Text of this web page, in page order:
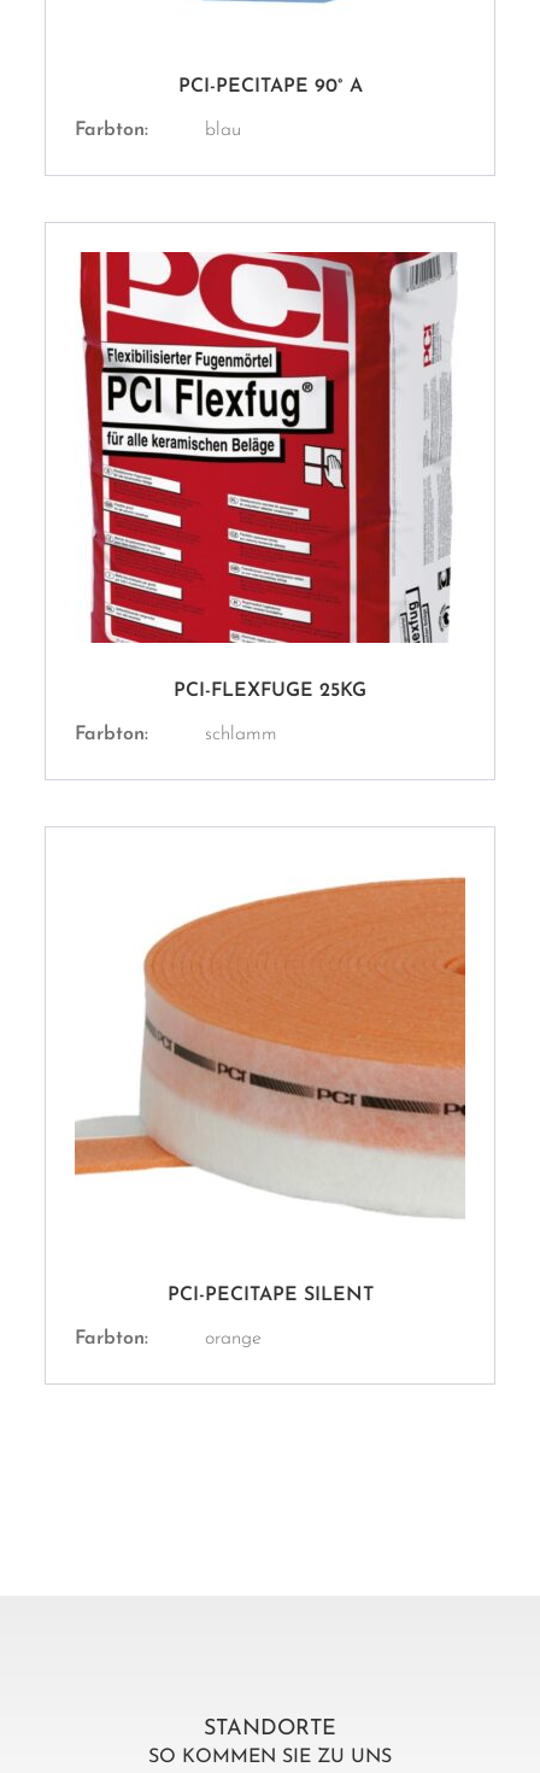
PCI-PECITAPE 90° A
Farbton: blau
PCI-FLEXFUGE 25KG
Farbton: schlamm
PCI-PECITAPE SILENT
Farbton: orange
STANDORTE
SO KOMMEN SIE ZU UNS